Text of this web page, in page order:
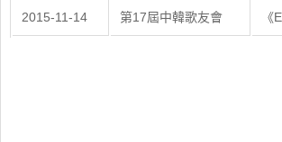
2015-11-14 第17屆中韓歌友會 《